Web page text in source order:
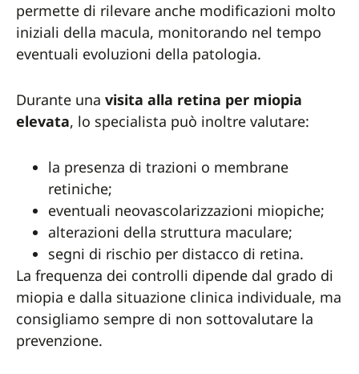
permette di rilevare anche modificazioni molto
iniziali della macula, monitorando nel tempo
eventuali evoluzioni della patologia.
Durante una visita alla retina per miopia
elevata, lo specialista può inoltre valutare:
la presenza di trazioni o membrane
retiniche;
eventuali neovascolarizzazioni miopiche;
alterazioni della struttura maculare;
segni di rischio per distacco di retina.
La frequenza dei controlli dipende dal grado di
miopia e dalla situazione clinica individuale, ma
consigliamo sempre di non sottovalutare la
prevenzione.